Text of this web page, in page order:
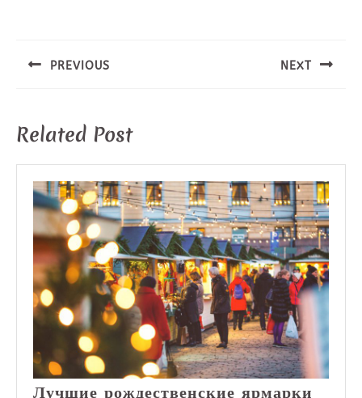
записям
PREVIOUS NEXT
Related Post
Лучшие рождественские ярмарки